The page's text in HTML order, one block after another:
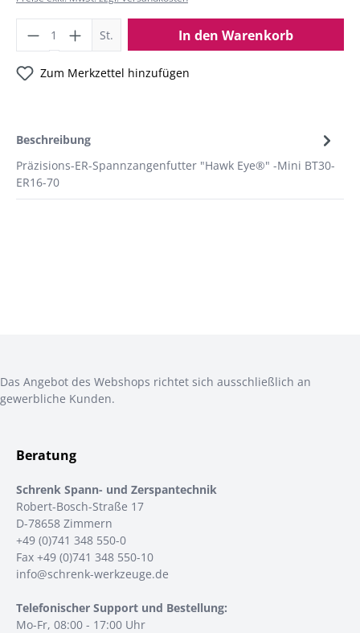
St. In den Warenkorb
Zum Merkzettel hinzufügen
Beschreibung
Präzisions-ER-Spannzangenfutter "Hawk Eye®" -Mini BT30-
ER16-70
Das Angebot des Webshops richtet sich ausschließlich an
gewerbliche Kunden.
Beratung
Schrenk Spann- und Zerspantechnik
Robert-Bosch-Straße 17
D-78658 Zimmern
+49 (0)741 348 550-0
Fax +49 (0)741 348 550-10
info@schrenk-werkzeuge.de
Telefonischer Support und Bestellung:
Mo-Fr, 08:00 - 17:00 Uhr